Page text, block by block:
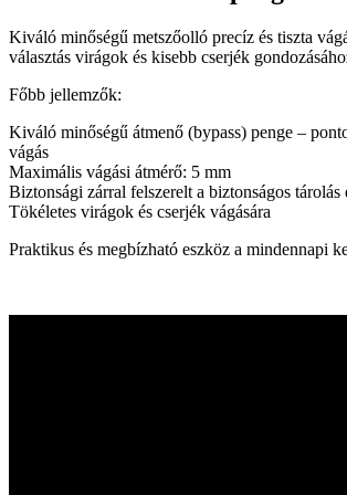
Kiváló minőségű metszőolló precíz és tiszta
választás virágok és kisebb cserjék
Főbb jellemzők:
Kiváló minőségű átmenő (bypass) penge –
vágás
Maximális vágási átmérő: 5 mm
Biztonsági zárral felszerelt a biztonságos tárolás
Tökéletes virágok és cserjék vágására
Praktikus és megbízható eszköz a mindennapi